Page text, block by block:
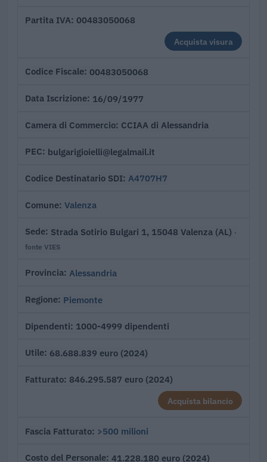
Partita IVA 00483050068
Acquista visura
Codice Fiscale 00483050068
Data Iscrizione 16/09/1977
Camera di Commercio CCIAA di Alessandria
PEC bulgarigioielli@legalmail.it
Codice Destinatario SDI A4707H7
Comune Valenza
Sede Strada Sotirio Bulgari 1, 15048 Valenza (AL) ·
fonte VIES
Provincia Alessandria
Regione Piemonte
Dipendenti 1000-4999 dipendenti
Utile 68.688.839 euro (2024)
Fatturato 846.295.587 euro (2024)
Acquista bilancio
Fascia Fatturato >500 milioni
Costo del Personale 41.228.180 euro (2024)